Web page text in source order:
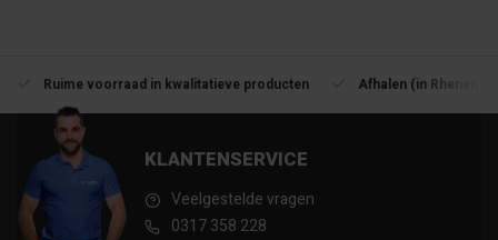
Ruime voorraad in kwalitatieve producten Afhalen (in Rhenen)
KLANTENSERVICE
Veelgestelde vragen
0317 358 228